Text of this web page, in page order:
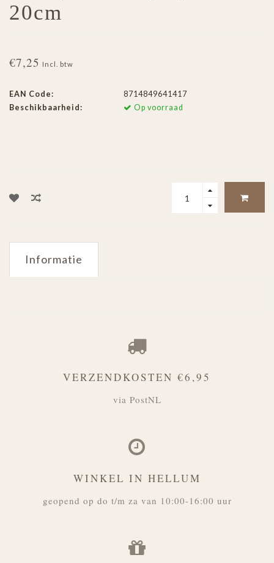
20cm
€7,25 Incl. btw
EAN Code:
8714849641417
Beschikbaarheid:
Op voorraad
Informatie
VERZENDKOSTEN €6,95
via PostNL
WINKEL IN HELLUM
geopend op do t/m za van 10:00-16:00 uur